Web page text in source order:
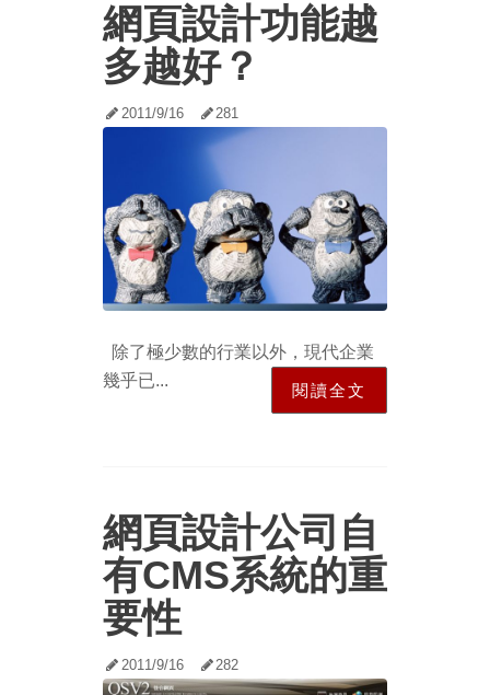
網頁設計功能越
多越好？
2011/9/16 281
除了極少數的行業以外，現代企業
幾乎已...
閱讀全文
網頁設計公司自
有CMS系統的重
要性
2011/9/16 282